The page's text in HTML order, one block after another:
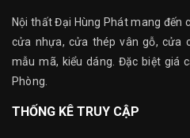
Nội thất Đại Hùng Phát mang đến
cửa nhựa, cửa thép vân gỗ, cửa
mẫu mã, kiểu dáng. Đặc biệt giá
Phòng.
THỐNG KÊ TRUY CẬP